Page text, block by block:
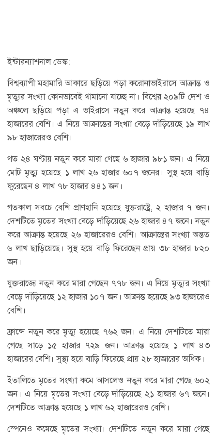
ইন্টারন্যাশনাল ডেস্ক:
বিশ্বব্যাপী মহামারি আকারে ছড়িয়ে পড়া করোনাভাইরাসে আক্রান্ত ও
মৃত্যুর সংখ্যা কোনভাবেই থামানো যাচ্ছে না। বিশ্বের ২০৯টি দেশ ও
অঞ্চলে ছড়িয়ে পড়া এ ভাইরাসে নতুন করে আক্রান্ত হয়েছে ৭৪
হাজারের বেশি। এ নিয়ে আক্রান্তের সংখ্যা বেড়ে দাঁড়িয়েছে ১৯ লাখ
৯৮ হাজারেরও বেশি।
গত ২৪ ঘণ্টায় নতুন করে মারা গেছে ৬ হাজার ৯৮১ জন। এ নিয়ে
মোট মৃত্যু হয়েছে ১ লাখ ২৬ হাজার ৬০৭ জনের। সুস্থ হয়ে বাড়ি
ফুরেছেন ৪ লাখ ৭৮ হাজার ৪৪১ জন।
গতকাল সবচে বেশি প্রাণহানি হয়েছে যুক্তরাষ্ট্রে, ২ হাজার ৭ জন।
দেশটিতে মৃতের সংখ্যা বেড়ে দাঁড়িয়েছে ২৬ হাজার ৪৭ জনে। নতুন
করে আক্রান্ত হয়েছে ২৬ হাজারেরও বেশি। আক্রান্তের সংখ্যা অন্তত
৬ লাখ ছাড়িয়েছে। সুস্থ হয়ে বাড়ি ফিরেছেন প্রায় ৩৮ হাজার ৮২০
জন।
যুক্তরাজ্যে নতুন করে মারা গেছেন ৭৭৮ জন। এ নিয়ে মৃত্যুর সংখ্যা
বেড়ে দাঁড়িয়েছে ১২ হাজার ১০৭ জন। আক্রান্ত হয়েছে ৯৩ হাজারেও
বেশি।
ফ্রান্সে নতুন করে মৃত্যু হয়েছে ৭৬২ জন। এ নিয়ে দেশটিতে মারা
গেছে সাড়ে ১৫ হাজার ৭২৯ জন। আক্রান্ত হয়েছে ১ লাখ ৪৩
হাজারের বেশি। সুস্থ্য হয়ে বাড়ি ফিরেছে প্রায় ২৮ হাজারের অধিক।
ইতালিতে মৃতের সংখ্যা কমে আসলেও নতুন করে মারা গেছে ৬০২
জন। এ নিয়ে মৃতের সংখ্যা বেড়ে দাঁড়িয়েছে ২১ হাজার ৬৭ জনে।
দেশটিতে আক্রান্ত হয়েছে ১ লাখ ৬২ হাজারেরও বেশি।
স্পেনেও কমেছে মৃতের সংখ্যা। দেশটিতে নতুন করে মারা গেছে